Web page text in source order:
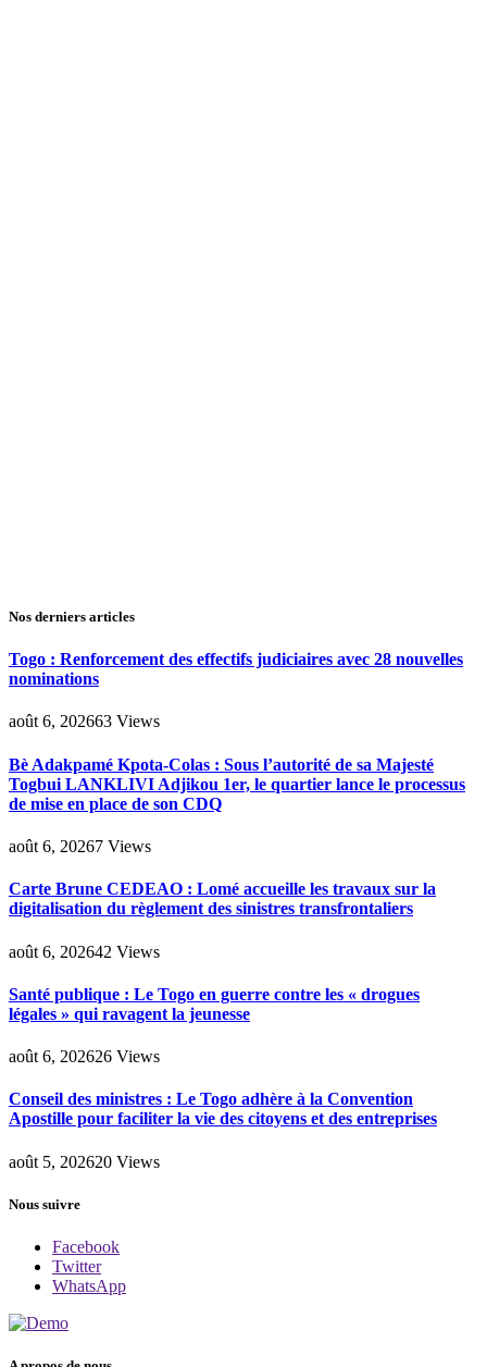
Nos derniers articles
Togo : Renforcement des effectifs judiciaires avec 28 nouvelles
nominations
août 6, 202663 Views
Bè Adakpamé Kpota-Colas : Sous l’autorité de sa Majesté
Togbui LANKLIVI Adjikou 1er, le quartier lance le processus
de mise en place de son CDQ
août 6, 20267 Views
Carte Brune CEDEAO : Lomé accueille les travaux sur la
digitalisation du règlement des sinistres transfrontaliers
août 6, 202642 Views
Santé publique : Le Togo en guerre contre les « drogues
légales » qui ravagent la jeunesse
août 6, 202626 Views
Conseil des ministres : Le Togo adhère à la Convention
Apostille pour faciliter la vie des citoyens et des entreprises
août 5, 202620 Views
Nous suivre
Facebook
Twitter
WhatsApp